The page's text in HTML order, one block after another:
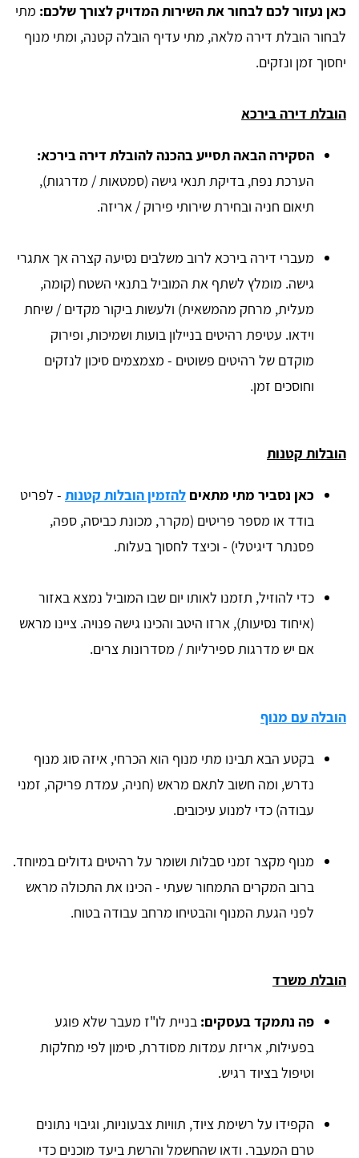
כאן נעזור לכם לבחור את השירות המדויק לצורך שלכם: מתי
לבחור הובלת דירה מלאה, מתי עדיף הובלה קטנה, ומתי מנוף
יחסוך זמן ונזקים.
הובלת דירה בירכא
הסקירה הבאה תסייע בהכנה להובלת דירה בירכא:
הערכת נפח, בדיקת תנאי גישה (סמטאות / מדרגות),
תיאום חניה ובחירת שירותי פירוק / אריזה.
מעברי דירה בירכא לרוב משלבים נסיעה קצרה אך אתגרי
גישה. מומלץ לשתף את המוביל בתנאי השטח (קומה,
מעלית, מרחק מהמשאית) ולעשות ביקור מקדים / שיחת
וידאו. עטיפת רהיטים בניילון בועות ושמיכות, ופירוק
מוקדם של רהיטים פשוטים - מצמצמים סיכון לנזקים
וחוסכים זמן.
הובלות קטנות
כאן נסביר מתי מתאים להזמין הובלות קטנות - לפריט
בודד או מספר פריטים (מקרר, מכונת כביסה, ספה,
פסנתר דיגיטלי) - וכיצד לחסוך בעלות.
כדי להוזיל, תזמנו לאותו יום שבו המוביל נמצא באזור
(איחוד נסיעות), ארזו היטב והכינו גישה פנויה. ציינו מראש
אם יש מדרגות ספירליות / מסדרונות צרים.
הובלה עם מנוף
בקטע הבא תבינו מתי מנוף הוא הכרחי, איזה סוג מנוף
נדרש, ומה חשוב לתאם מראש (חניה, עמדת פריקה, זמני
עבודה) כדי למנוע עיכובים.
מנוף מקצר זמני סבלות ושומר על רהיטים גדולים במיוחד.
ברוב המקרים התמחור שעתי - הכינו את התכולה מראש
לפני הגעת המנוף והבטיחו מרחב עבודה בטוח.
הובלת משרד
פה נתמקד בעסקים: בניית לו"ז מעבר שלא פוגע
בפעילות, אריזת עמדות מסודרת, סימון לפי מחלקות
וטיפול בציוד רגיש.
הקפידו על רשימת ציוד, תוויות צבעוניות, וגיבוי נתונים
טרם המעבר. ודאו שהחשמל והרשת ביעד מוכנים כדי